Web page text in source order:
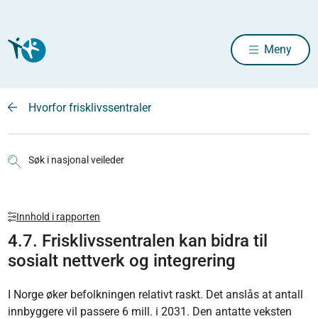
Meny
Hvorfor frisklivssentraler
Søk i nasjonal veileder
Innhold i rapporten
4.7. Frisklivssentralen kan bidra til
sosialt nettverk og integrering
I Norge øker befolkningen relativt raskt. Det anslås at antall
innbyggere vil passere 6 mill. i 2031. Den antatte veksten